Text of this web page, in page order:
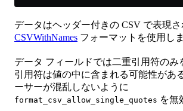
データはヘッダー付きの CSV で表現さ
CSVWithNames フォーマットを使用しま
データ フィールドでは二重引用符のみ
引用符は値の中に含まれる可能性があ
ーサーが混乱しないように
format_csv_allow_single_quotes を無